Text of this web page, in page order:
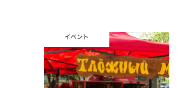
イベント